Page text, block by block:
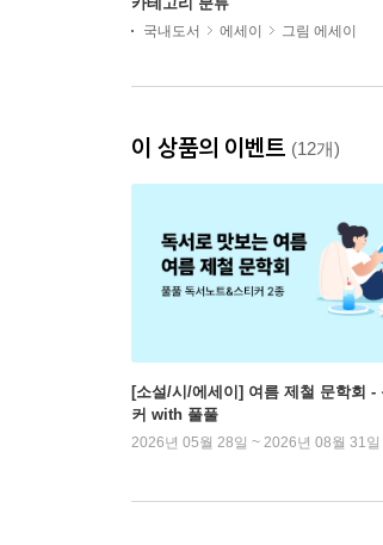
국내도서 에세이 그림 에세이
이 상품의 이벤트 (12개)
[소설/시/에세이] 여름 제철 문학회 -
커 with 풀풀
2026년 05월 28일 ~ 2026년 08월 31일